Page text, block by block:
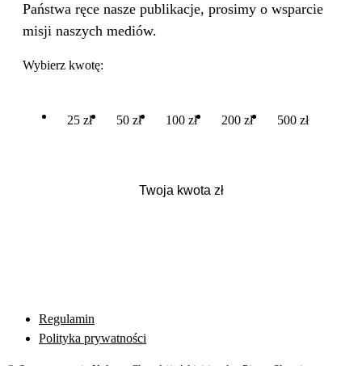
Państwa ręce nasze publikacje, prosimy o wsparcie
misji naszych mediów.
Wybierz kwotę:
25 zł 50 zł 100 zł 200 zł 500 zł
Regulamin
Polityka prywatności